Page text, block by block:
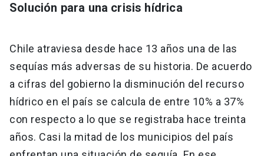
Solución para una crisis hídrica
Chile atraviesa desde hace 13 años una de las
sequías más adversas de su historia. De acuerdo
a cifras del gobierno la disminución del recurso
hídrico en el país se calcula de entre 10% a 37%
con respecto a lo que se registraba hace treinta
años. Casi la mitad de los municipios del país